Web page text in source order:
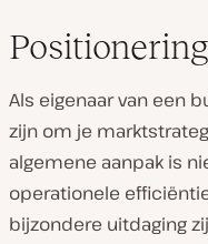
Als eigenaar van een
zijn om je
algemene aanpak is
operationele
bijzondere uitdaging